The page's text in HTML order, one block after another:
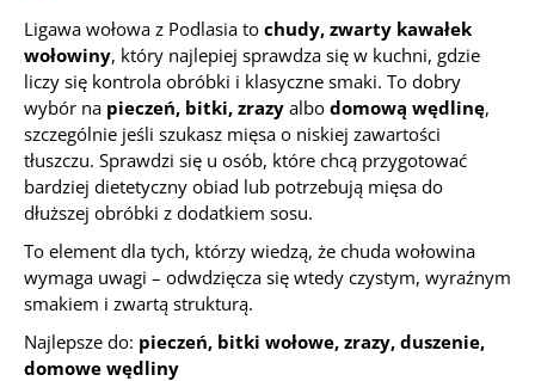
Ligawa wołowa z Podlasia to chudy, zwarty kawałek
wołowiny, który najlepiej sprawdza się w kuchni, gdzie
liczy się kontrola obróbki i klasyczne smaki. To dobry
wybór na pieczeń, bitki, zrazy albo domową wędlinę,
szczególnie jeśli szukasz mięsa o niskiej zawartości
tłuszczu. Sprawdzi się u osób, które chcą przygotować
bardziej dietetyczny obiad lub potrzebują mięsa do
dłuższej obróbki z dodatkiem sosu.
To element dla tych, którzy wiedzą, że chuda wołowina
wymaga uwagi – odwdzięcza się wtedy czystym, wyraźnym
smakiem i zwartą strukturą.
Najlepsze do: pieczeń, bitki wołowe, zrazy, duszenie,
domowe wędliny